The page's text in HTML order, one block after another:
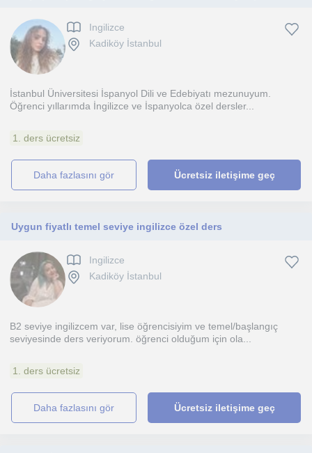
Ingilizce
Kadiköy İstanbul
İstanbul Üniversitesi İspanyol Dili ve Edebiyatı mezunuyum.
Öğrenci yıllarımda İngilizce ve İspanyolca özel dersler...
1. ders ücretsiz
daha fazlasını gör Ücretsiz iletişime geç
Uygun fiyatlı temel seviye ingilizce özel ders
Ingilizce
Kadiköy İstanbul
B2 seviye ingilizcem var, lise öğrencisiyim ve temel/başlangıç
seviyesinde ders veriyorum. öğrenci olduğum için ola...
1. ders ücretsiz
daha fazlasını gör Ücretsiz iletişime geç